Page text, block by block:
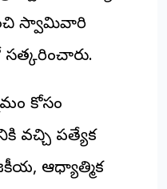
స్వామివారి
సత్కరించారు.
కోసం
వచ్చి ప్రత్యేక
ఆధ్యాత్మిక